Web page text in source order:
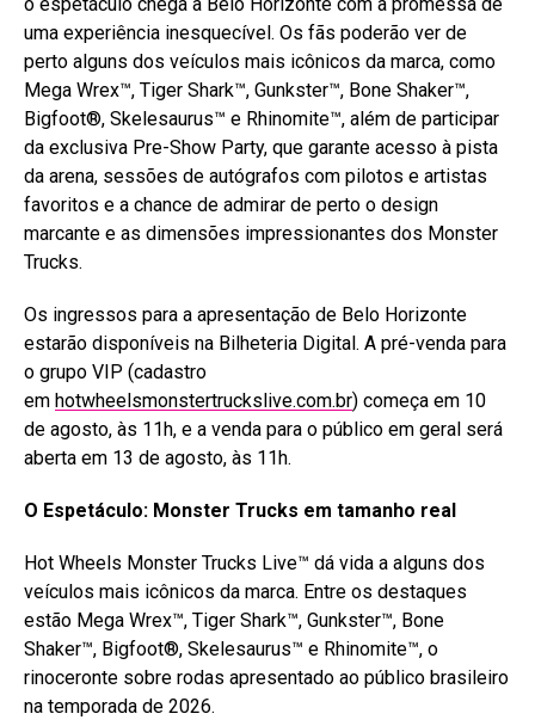
uma experiência inesquecível. Os fãs poderão ver de
perto alguns dos veículos mais icônicos da marca, como
Mega Wrex™, Tiger Shark™, Gunkster™, Bone Shaker™,
Bigfoot®, Skelesaurus™ e Rhinomite™, além de participar
da exclusiva Pre-Show Party, que garante acesso à pista
da arena, sessões de autógrafos com pilotos e artistas
favoritos e a chance de admirar de perto o design
marcante e as dimensões impressionantes dos Monster
Trucks.
Os ingressos para a apresentação de Belo Horizonte
estarão disponíveis na Bilheteria Digital. A pré-venda para
o grupo VIP (cadastro
em hotwheelsmonstertruckslive.com.br) começa em 10
de agosto, às 11h, e a venda para o público em geral será
aberta em 13 de agosto, às 11h.
O Espetáculo: Monster Trucks em tamanho real
Hot Wheels Monster Trucks Live™ dá vida a alguns dos
veículos mais icônicos da marca. Entre os destaques
estão Mega Wrex™, Tiger Shark™, Gunkster™, Bone
Shaker™, Bigfoot®, Skelesaurus™ e Rhinomite™, o
rinoceronte sobre rodas apresentado ao público brasileiro
na temporada de 2026.